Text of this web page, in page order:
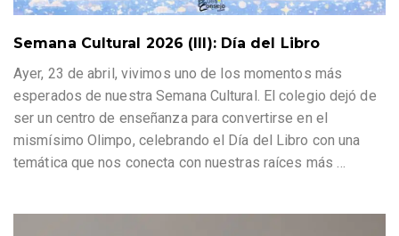
Semana Cultural 2026 (III): Día del Libro
Ayer, 23 de abril, vivimos uno de los momentos más
esperados de nuestra Semana Cultural. El colegio dejó de
ser un centro de enseñanza para convertirse en el
mismísimo Olimpo, celebrando el Día del Libro con una
temática que nos conecta con nuestras raíces más …